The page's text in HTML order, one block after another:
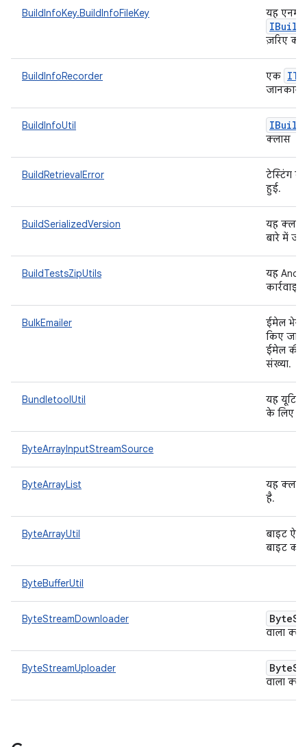
BuildInfoKey.BuildInfoFileKey यह एनम,
IBuild
ज़रिए
BuildInfoRecorder एक
जानकारी
BuildInfoUtil IBuild
क्लास
BuildRetrievalError
टेस्टिंग के
हुई.
BuildSerializedVersion
यह
बारे में
BuildTestsZipUtils
यह
BulkEmailer
ईमेल भेजने
किए जा
ईमेल की
संख्या.
BundletoolUtil
यह
के लिए
ByteArrayInputStreamSource
ByteArrayList
यह
है.
ByteArrayUtil
बाइट ऐरे
बाइट को
ByteBufferUtil
ByteStreamDownloader Byte
वाला
ByteStreamUploader Byte
वाला